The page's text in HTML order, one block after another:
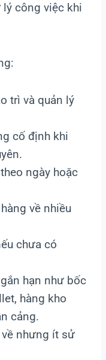
công việc khi
trì và quản lý
cố định khi
ngày hoặc
về nhiều
chưa có
hạn như bốc
hàng kho
cảng.
nhưng ít sử